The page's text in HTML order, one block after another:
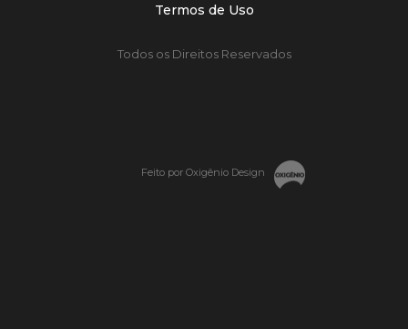
Termos de Uso
Todos os Direitos Reservados
Feito por Oxigênio Design